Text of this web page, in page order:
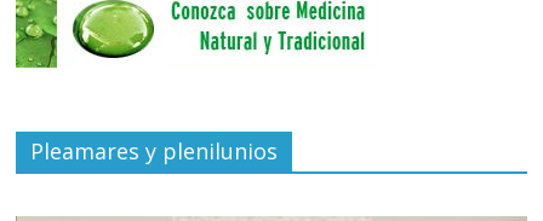
Pleamares y plenilunios